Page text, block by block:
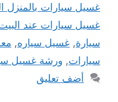
غسيل سيارات بالمنزل
غسيل سيارات عند
سيارة, غسيل سياره,
سيارات, ورشة غسيل
أضف تعليق